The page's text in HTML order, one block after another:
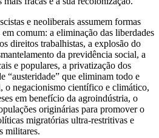
e neoliberais assumem formas
comum: a eliminação das liberdades
direitos trabalhistas, a explosão do
da previdência social, a
e populares, a privatização dos
“austeridade” que eliminam todo e
o negacionismo científico e climático,
em benefício da agroindústria, o
originárias para promover o
migratórias ultra-restritivas e
militares.